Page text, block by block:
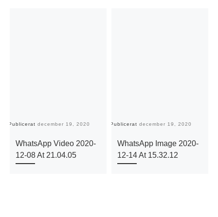
Publicerat december 19, 2020
WhatsApp Video 2020-
12-08 At 21.04.05
Publicerat december 19, 2020
WhatsApp Image 2020-
12-14 At 15.32.12